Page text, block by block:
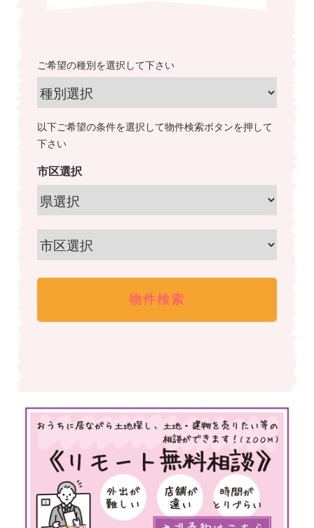
ご希望の種別を選択して下さい
以下ご希望の条件を選択して物件検索ボタンを押して
下さい
市区選択